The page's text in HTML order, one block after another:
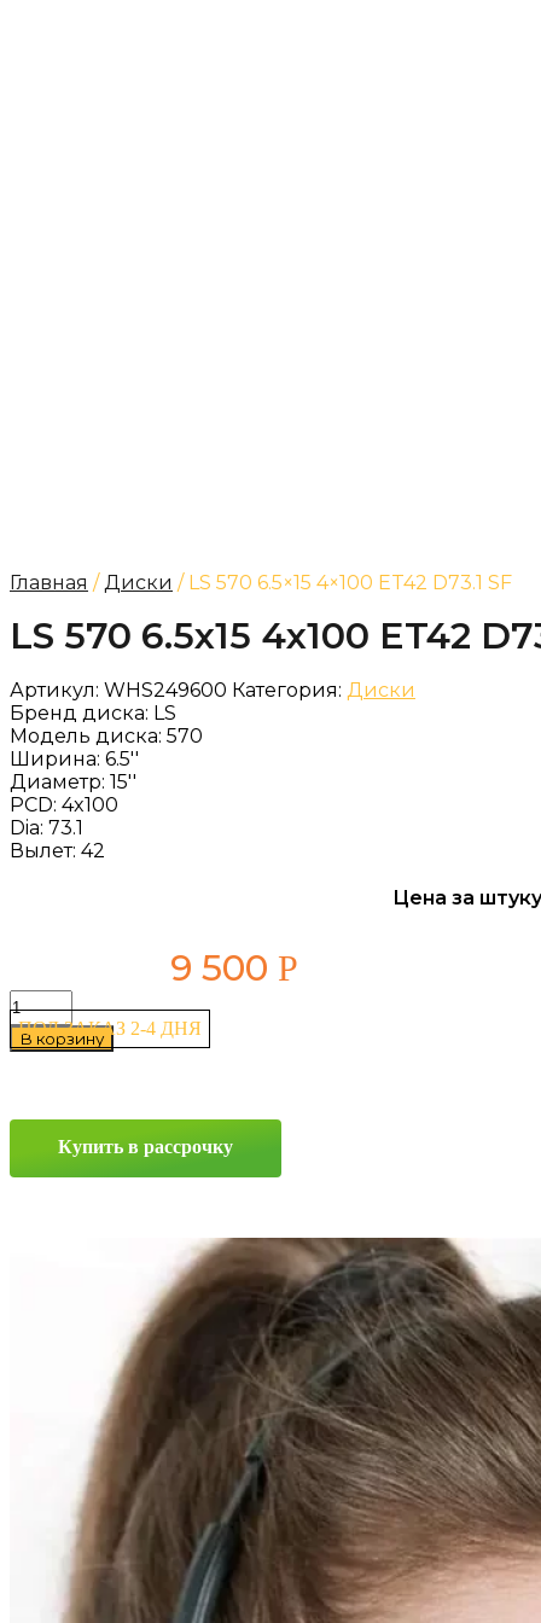
Главная /Диски / LS 570 6.5×15 4×100 ET42 D73.1 SF
LS 570 6.5x15 4x100 ET42
Артикул: WHS249600 Категория: Диски
Бренд диска: LS
Модель диска: 570
Ширина: 6.5''
Диаметр: 15''
PCD: 4x100
Dia: 73.1
Вылет: 42
Цена за
9 500 Р
ПОД ЗАКАЗ 2-4 ДНЯ
Количество
товара
LS
ET42
SF
В корзину
Купить в рассрочку